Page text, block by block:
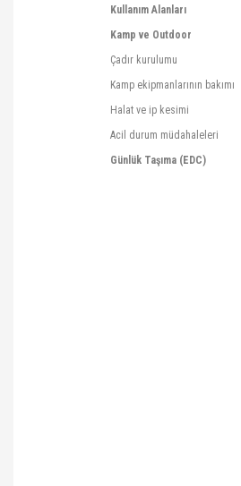
Kullanım Alanları
Kamp ve Outdoor
Çadır kurulumu
Kamp ekipmanlarının bakımı
Halat ve ip kesimi
Acil durum müdahaleleri
Günlük Taşıma (EDC)